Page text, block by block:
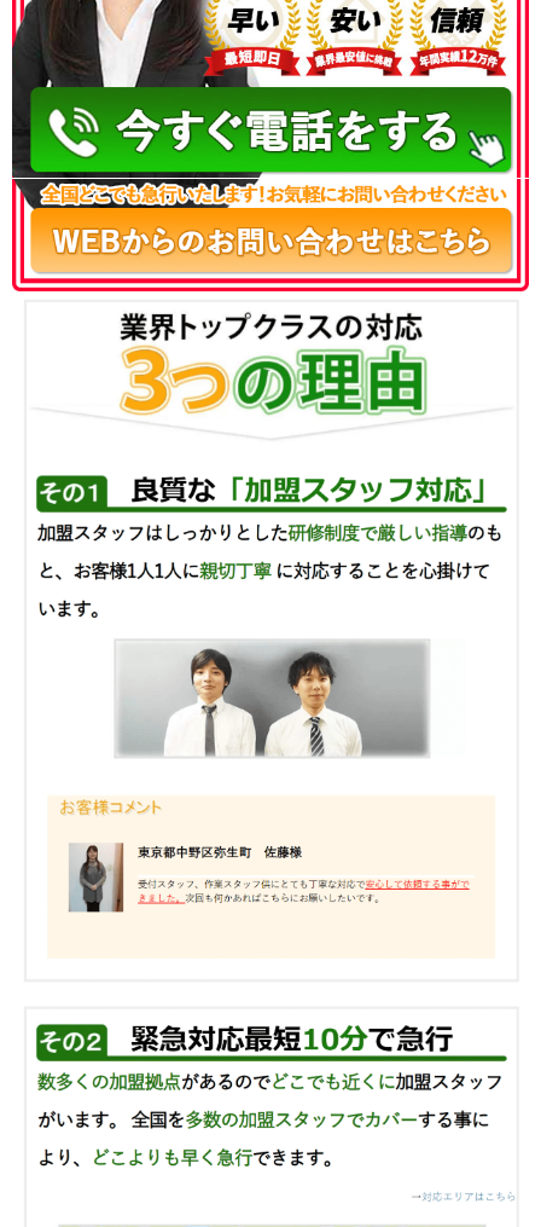
050-3186-4780